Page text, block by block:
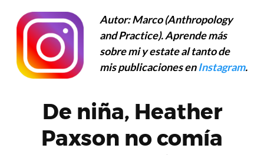
Autor: Marco (Anthropology
and Practice). Aprende más
sobre mi y estate al tanto de
mis publicaciones enInstagram.
De niña, Heather
Paxson no comía